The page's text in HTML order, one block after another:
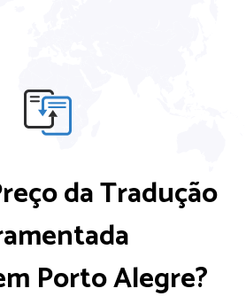
da Tradução
Porto Alegre?